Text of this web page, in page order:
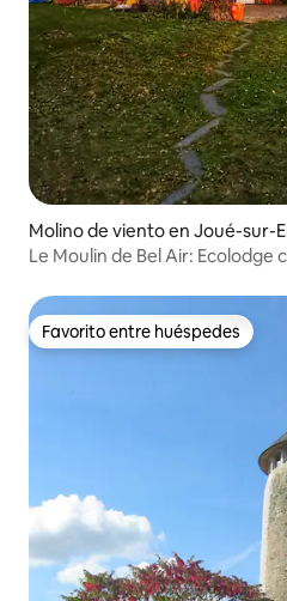
Molino de viento en Joué-sur-
Le Moulin de Bel Air: Ecolodge
Favorito entre huéspedes
Favorito entre huéspedes